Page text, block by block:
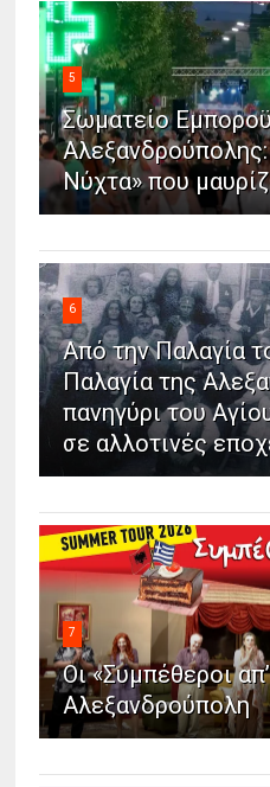
5
Σωματείο
Νύχτα» που
6
Από την Παλαγία
Παλαγία της
πανηγύρι του
σε αλλοτινές
7
Οι «Συμπέθεροι
Αλεξανδρούπολη